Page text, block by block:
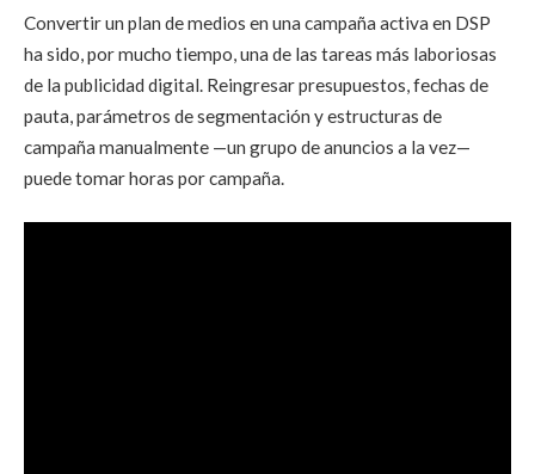
Convertir un plan de medios en una campaña activa en DSP
ha sido, por mucho tiempo, una de las tareas más laboriosas
de la publicidad digital. Reingresar presupuestos, fechas de
pauta, parámetros de segmentación y estructuras de
campaña manualmente —un grupo de anuncios a la vez—
puede tomar horas por campaña.